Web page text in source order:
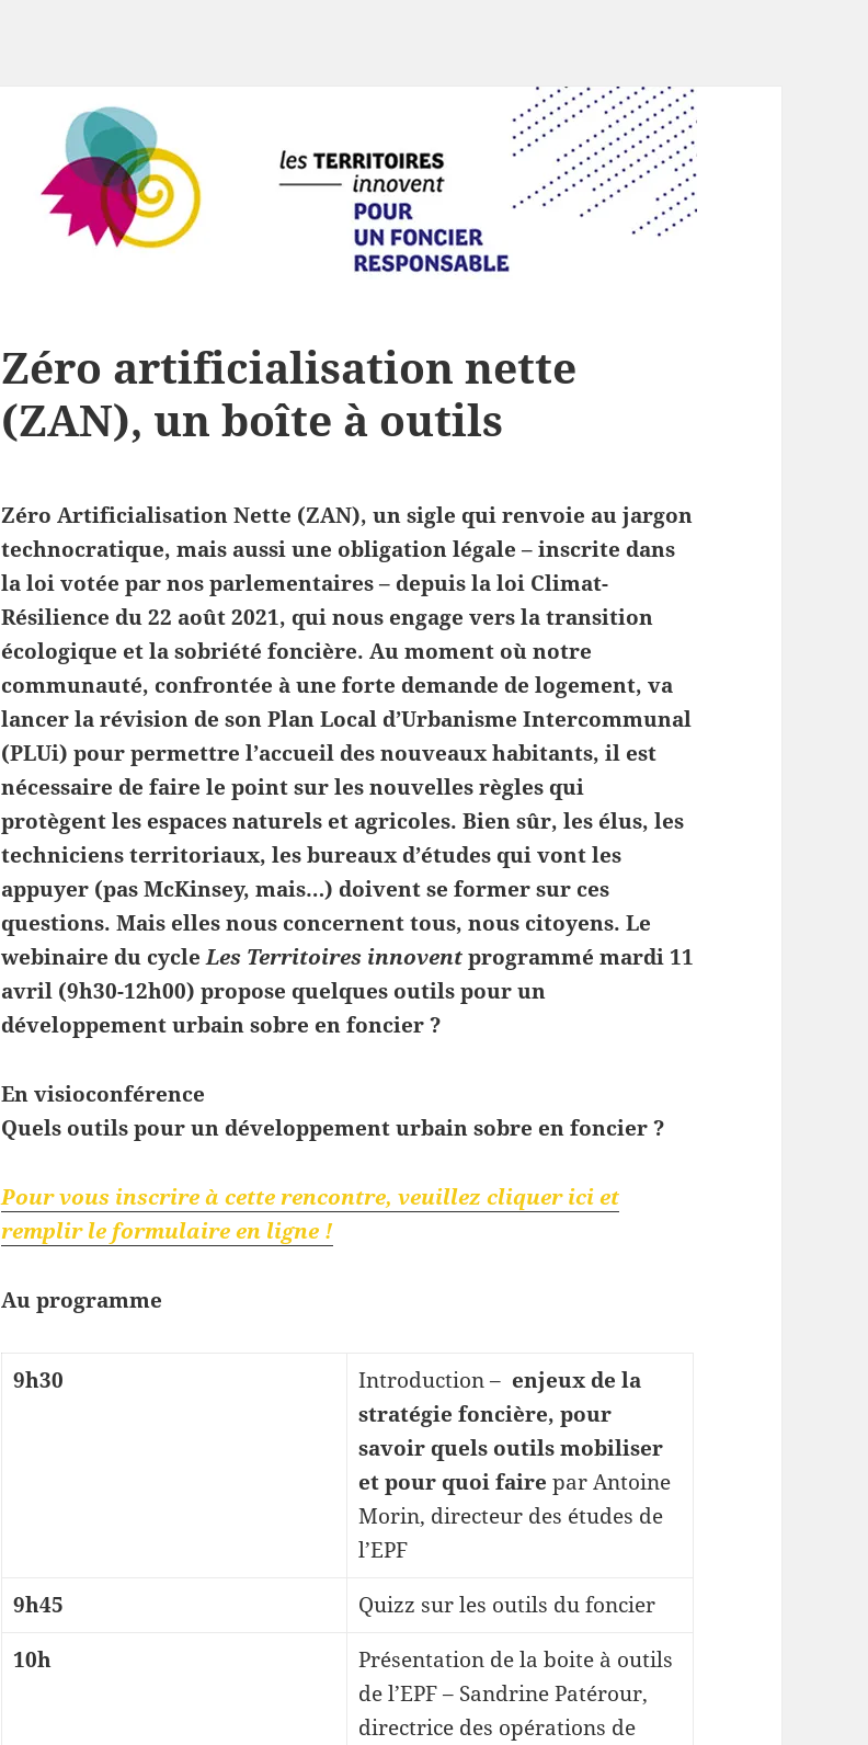
Zéro artificialisation nette
(ZAN), un boîte à outils
Zéro Artificialisation Nette (ZAN), un sigle qui renvoie au jargon
technocratique, mais aussi une obligation légale – inscrite dans
la loi votée par nos parlementaires – depuis la loi Climat-
Résilience du 22 août 2021, qui nous engage vers la transition
écologique et la sobriété foncière. Au moment où notre
communauté, confrontée à une forte demande de logement, va
lancer la révision de son Plan Local d’Urbanisme Intercommunal
(PLUi) pour permettre l’accueil des nouveaux habitants, il est
nécessaire de faire le point sur les nouvelles règles qui
protègent les espaces naturels et agricoles. Bien sûr, les élus, les
techniciens territoriaux, les bureaux d’études qui vont les
appuyer (pas McKinsey, mais…) doivent se former sur ces
questions. Mais elles nous concernent tous, nous citoyens. Le
webinaire du cycleLes Territoires innoventprogrammé mardi 11
avril (9h30-12h00) propose quelques outils pour un
développement urbain sobre en foncier ?
En visioconférence
Quels outils pour un développement urbain sobre en foncier ?
Pour vous inscrire à cette rencontre, veuillez cliquer ici et
remplir le formulaire en ligne !
Au programme
9h30 Introduction – enjeux de la
stratégie foncière, pour
savoir quels outils mobiliser
et pour quoi faire par Antoine
Morin, directeur des études de
l’EPF
9h45
Quizz sur les outils du foncier
10h
Présentation de la boite à outils
de l’EPF – Sandrine Patérour,
directrice des opérations de